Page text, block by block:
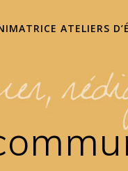
ATELIERS